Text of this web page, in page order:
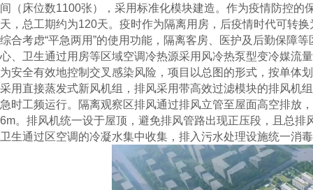
间（床位数1100张），采用标准化模块建造。作为疫情防控
天，总工期约为120天。疫时作为隔离用房，后疫情时代可转换
综合考虑“平急两用”的使用功能，隔离客房、医护及后勤保障
心、卫生通过用房等区域空调冷热源采用风冷热泵型变冷媒流
为安全有效地控制交叉感染风险，项目以总图的形式，按单体
采用直接蒸发式新风机组，排风采用带高效过滤模块的排风机
急时工频运行。隔离观察区排风通过排风立管至屋面高空排放
6m。排风机统一设于屋顶，避免排风管路出现正压段，且总
卫生通过区空调的冷凝水集中收集，排入污水处理设施统一消